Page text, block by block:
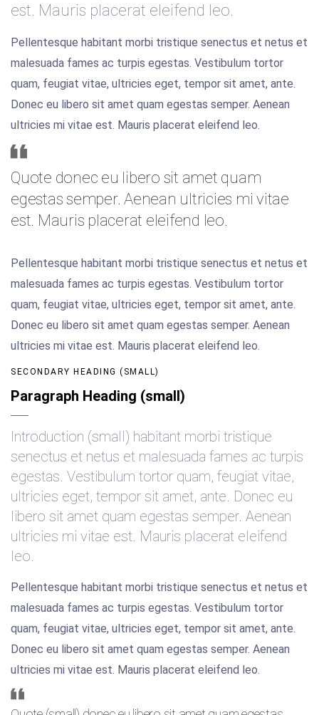
est. Mauris placerat eleifend leo.
Pellentesque habitant morbi tristique senectus et netus et
malesuada fames ac turpis egestas. Vestibulum tortor
quam, feugiat vitae, ultricies eget, tempor sit amet, ante.
Donec eu libero sit amet quam egestas semper. Aenean
ultricies mi vitae est. Mauris placerat eleifend leo.
Quote donec eu libero sit amet quam
egestas semper. Aenean ultricies mi vitae
est. Mauris placerat eleifend leo.
Pellentesque habitant morbi tristique senectus et netus et
malesuada fames ac turpis egestas. Vestibulum tortor
quam, feugiat vitae, ultricies eget, tempor sit amet, ante.
Donec eu libero sit amet quam egestas semper. Aenean
ultricies mi vitae est. Mauris placerat eleifend leo.
SECONDARY HEADING (SMALL)
Paragraph Heading (small)
Introduction (small) habitant morbi tristique
senectus et netus et malesuada fames ac turpis
egestas. Vestibulum tortor quam, feugiat vitae,
ultricies eget, tempor sit amet, ante. Donec eu
libero sit amet quam egestas semper. Aenean
ultricies mi vitae est. Mauris placerat eleifend
leo.
Pellentesque habitant morbi tristique senectus et netus et
malesuada fames ac turpis egestas. Vestibulum tortor
quam, feugiat vitae, ultricies eget, tempor sit amet, ante.
Donec eu libero sit amet quam egestas semper. Aenean
ultricies mi vitae est. Mauris placerat eleifend leo.